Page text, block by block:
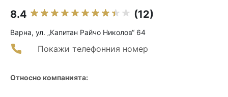
8.4 (12)
Варна, ул. „Капитан Райчо Николов“ 64
Покажи телефонния номер
Относно компанията: